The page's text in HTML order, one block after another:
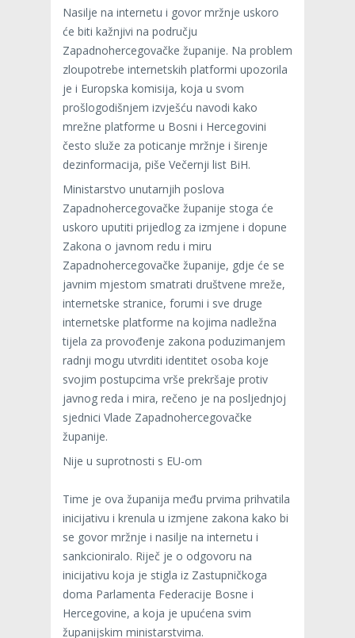
Nasilje na internetu i govor mržnje uskoro
će biti kažnjivi na području
Zapadnohercegovačke županije. Na problem
zloupotrebe internetskih platformi upozorila
je i Europska komisija, koja u svom
prošlogodišnjem izvješću navodi kako
mrežne platforme u Bosni i Hercegovini
često služe za poticanje mržnje i širenje
dezinformacija, piše Večernji list BiH.
Ministarstvo unutarnjih poslova
Zapadnohercegovačke županije stoga će
uskoro uputiti prijedlog za izmjene i dopune
Zakona o javnom redu i miru
Zapadnohercegovačke županije, gdje će se
javnim mjestom smatrati društvene mreže,
internetske stranice, forumi i sve druge
internetske platforme na kojima nadležna
tijela za provođenje zakona poduzimanjem
radnji mogu utvrditi identitet osoba koje
svojim postupcima vrše prekršaje protiv
javnog reda i mira, rečeno je na posljednjoj
sjednici Vlade Zapadnohercegovačke
županije.
Nije u suprotnosti s EU-om
Time je ova županija među prvima prihvatila
inicijativu i krenula u izmjene zakona kako bi
se govor mržnje i nasilje na internetu i
sankcioniralo. Riječ je o odgovoru na
inicijativu koja je stigla iz Zastupničkoga
doma Parlamenta Federacije Bosne i
Hercegovine, a koja je upućena svim
županijskim ministarstvima.